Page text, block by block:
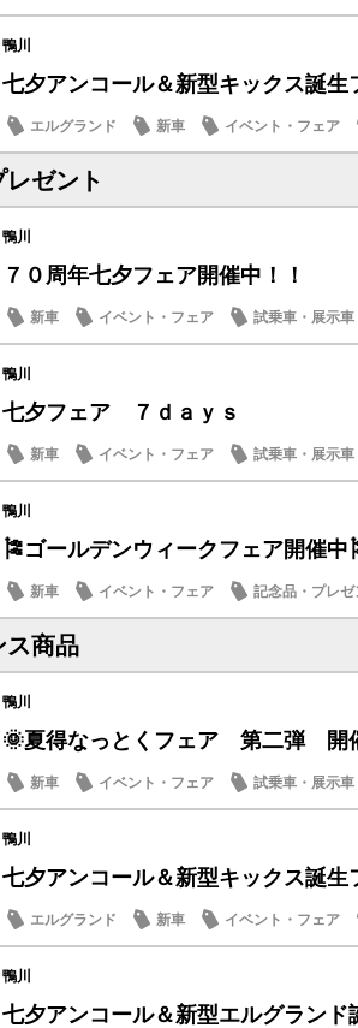
鴨川
七夕アンコール＆新型キックス誕
エルグランド 新車
イベント・フェア
メンテナンス商品
ゼント
鴨川
７０周年七夕フェア開催中！！
新車 イベント・フェア
試乗車・展示車
メンテナンス商品
鴨川
七夕フェア ７ｄａｙｓ
新車 イベント・フェア
試乗車・展示車
メンテナンス商品
鴨川
🎏ゴールデンウィークフェア開催中
新車 イベント・フェア
記念品・プレゼ
メンテナンス商品
ス商品
鴨川
🌞夏得なっとくフェア 第二弾 開
新車 イベント・フェア
試乗車・展示車
営業日・店休日
鴨川
七夕アンコール＆新型キックス誕
エルグランド 新車
イベント・フェア
メンテナンス商品
鴨川
七夕アンコール＆新型エルグランド